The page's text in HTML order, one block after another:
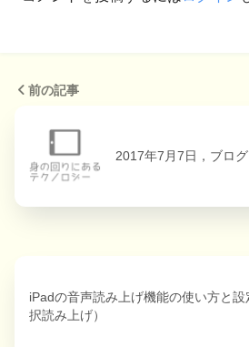
前の記事
2017年7月7日，ブロ
iPadの音声読み上げ機能の使い方と設
択読み上げ）